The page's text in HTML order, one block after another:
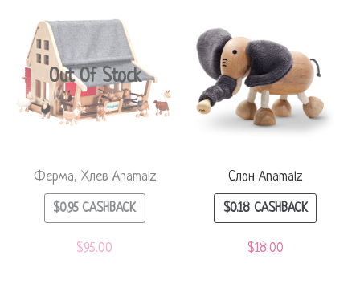
Out Of Stock
Ферма, Хлев Anamalz
$0.95CASHBACK
$95.00
Слон Anamalz
$0.18CASHBACK
$18.00